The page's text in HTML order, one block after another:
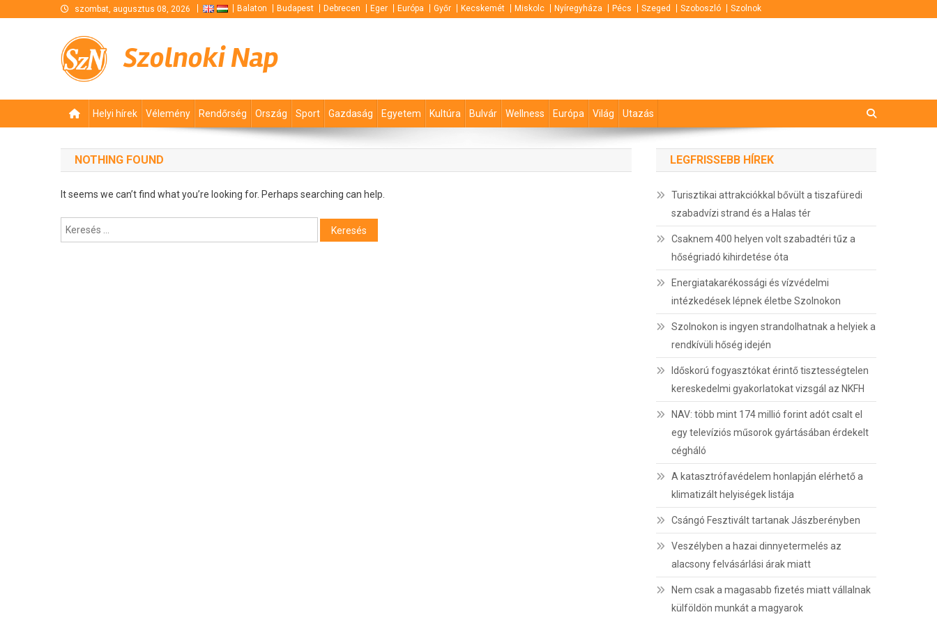
szombat, augusztus 08, 2026 Balaton Budapest Debrecen Eger Európa Győr Kecskemét Miskolc Nyíregyháza Pécs Szeged Szoboszló Szolnok
Szolnoki Nap
Helyi hírek Vélemény Rendőrség Ország Sport Gazdaság Egyetem Kultúra Bulvár Wellness Európa Világ Utazás
NOTHING FOUND
It seems we can’t find what you’re looking for. Perhaps searching can help.
Keresés:
LEGFRISSEBB HÍREK
Turisztikai attrakciókkal bővült a tiszafüredi
szabadvízi strand és a Halas tér
Csaknem 400 helyen volt szabadtéri tűz a
hőségriadó kihirdetése óta
Energiatakarékossági és vízvédelmi
intézkedések lépnek életbe Szolnokon
Szolnokon is ingyen strandolhatnak a helyiek a
rendkívüli hőség idején
Időskorú fogyasztókat érintő tisztességtelen
kereskedelmi gyakorlatokat vizsgál az NKFH
NAV: több mint 174 millió forint adót csalt el
egy televíziós műsorok gyártásában érdekelt
cégháló
A katasztrófavédelem honlapján elérhető a
klimatizált helyiségek listája
Csángó Fesztivált tartanak Jászberényben
Veszélyben a hazai dinnyetermelés az
alacsony felvásárlási árak miatt
Nem csak a magasabb fizetés miatt vállalnak
külföldön munkát a magyarok